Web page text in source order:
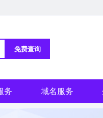
免费查询
务 域名服务